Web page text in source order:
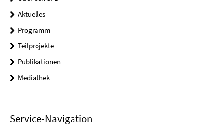
Aktuelles
Programm
Teilprojekte
Publikationen
Mediathek
Service-Navigation